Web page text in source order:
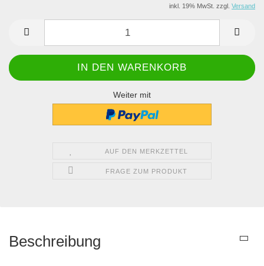
inkl. 19% MwSt. zzgl. Versand
Weiter mit
AUF DEN MERKZETTEL
FRAGE ZUM PRODUKT
Beschreibung